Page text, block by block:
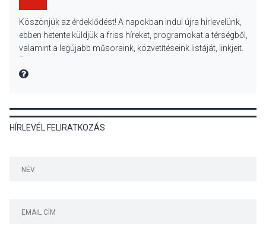
Különleges csillagles lesz
Tahitótfaluban a Bodor
KULTÚRA 2026 AUG 06
Színek, közösség és
Köszönjük az érdeklődést! A napokban indul újra hírlevelünk,
ebben hetente küldjük a friss híreket, programokat a térségből,
valamint a legújabb műsoraink, közvetítéseink listáját, linkjeit.
MIRE MONDTA
HÍRLEVÉL FELIRATKOZÁS